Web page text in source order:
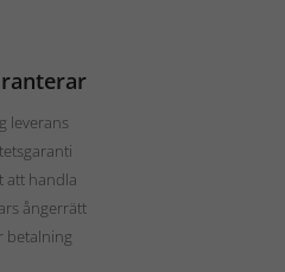
leverans
att handla
ångerrätt
betalning